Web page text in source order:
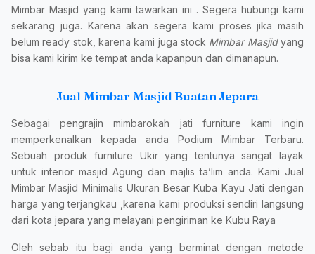
Mimbar Masjid yang kami tawarkan ini . Segera hubungi kami
sekarang juga. Karena akan segera kami proses jika masih
belum ready stok, karena kami juga stock Mimbar Masjidyang
bisa kami kirim ke tempat anda kapanpun dan dimanapun.
Jual Mimbar Masjid Buatan Jepara
Sebagai pengrajin mimbarokah jati furniture kami ingin
memperkenalkan kepada anda Podium Mimbar Terbaru.
Sebuah produk furniture Ukir yang tentunya sangat layak
untuk interior masjid Agung dan majlis ta’lim anda. Kami Jual
Mimbar Masjid Minimalis Ukuran Besar Kuba Kayu Jati dengan
harga yang terjangkau ,karena kami produksi sendiri langsung
dari kota jepara yang melayani pengiriman ke Kubu Raya
Oleh sebab itu bagi anda yang berminat dengan metode